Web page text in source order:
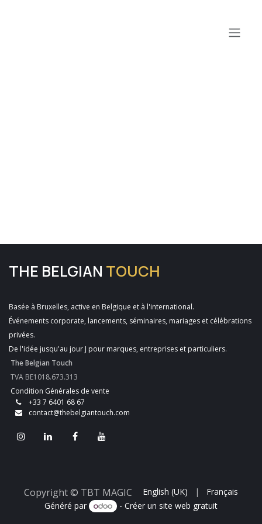
THE BELGIAN TOUCH
Basée à Bruxelles, active en Belgique et à l'international.
Événements corporate, lancements, séminaires, mariages et célébrations
privées.
De l'idée jusqu'au jour J pour marques, entreprises et particuliers.
The Belgian Touch
TVA BE1018.673.313
Condition Générales de vente
+33 7 6401 68 67
contact@thebelgiantouch.com
Copyright © TBT MAGIC English (UK) |
Français
Généré par
- Créer un site web gratuit